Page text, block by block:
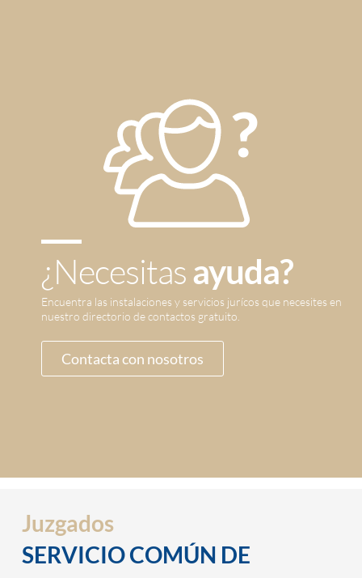
¿Necesitasayuda?
Encuentra las instalaciones y servicios jurícos que necesites en
nuestro directorio de contactos gratuito.
Contacta con nosotros
Juzgados
SERVICIO COMÚN DE